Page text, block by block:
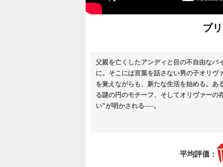
ブ
父親を亡くしたアンディと目の不自由なパ
に。そこには言葉を話さない男の子オリヴ
を覚えながらも、新たな生活を始める。あ
る謎の円のモチーフ、そしてオリヴァー
い”が明かされる──。
平均評価：